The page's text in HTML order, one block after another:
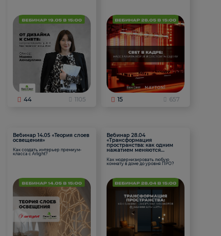
44 1105 15 657
Вебинар 14.05 «Теория слоев
освещения»
Как создать интерьер премиум-
класса с Arlight?
Вебинар 28.04
«Трансформация
пространства: как одним
нажатием меняются
Как модернизировать любую
комнату в доме до уровня ПРО?